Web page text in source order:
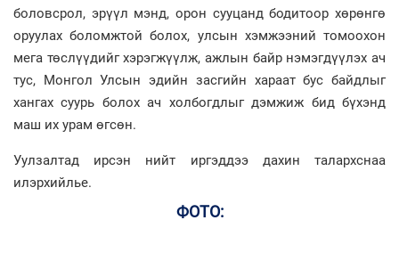
боловсрол, эрүүл мэнд, орон сууцанд бодитоор хөрөнгө
оруулах боломжтой болох, улсын хэмжээний томоохон
мега төслүүдийг хэрэгжүүлж, ажлын байр нэмэгдүүлэх ач
тус, Монгол Улсын эдийн засгийн хараат бус байдлыг
хангах суурь болох ач холбогдлыг дэмжиж бид бүхэнд
маш их урам өгсөн.
Уулзалтад ирсэн нийт иргэддээ дахин талархснаа
илэрхийлье.
ФОТО: